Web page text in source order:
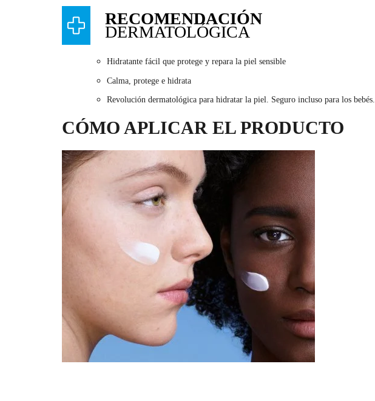
RECOMENDACIÓN
DERMATOLÓGICA
Hidratante fácil que protege y repara la piel sensible
Calma, protege e hidrata
Revolución dermatológica para hidratar la piel. Seguro incluso para los bebés.
CÓMO APLICAR EL PRODUCTO